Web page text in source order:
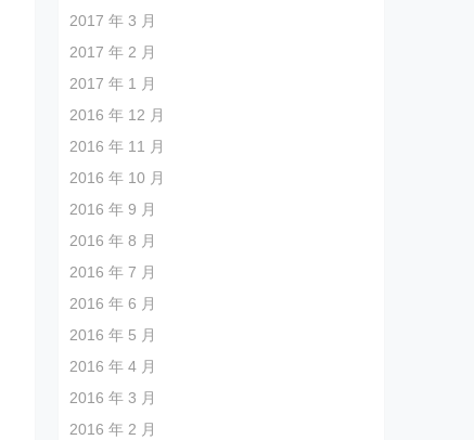
2017 年 3 月
2017 年 2 月
2017 年 1 月
2016 年 12 月
2016 年 11 月
2016 年 10 月
2016 年 9 月
2016 年 8 月
2016 年 7 月
2016 年 6 月
2016 年 5 月
2016 年 4 月
2016 年 3 月
2016 年 2 月